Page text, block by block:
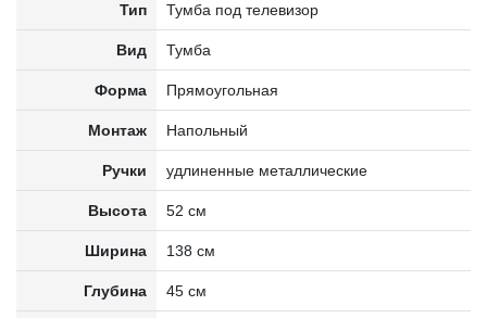
Тип Тумба под телевизор
Вид Тумба
Форма Прямоугольная
Монтаж Напольный
Ручки удлиненные металлические
Высота 52 см
Ширина 138 см
Глубина 45 см